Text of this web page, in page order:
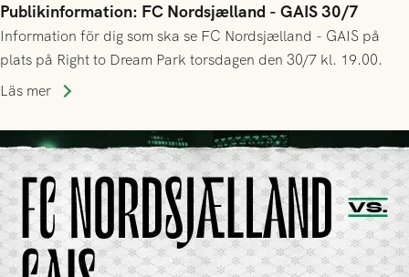
Publikinformation: FC Nordsjælland - GAIS 30/7
Information för dig som ska se FC Nordsjælland - GAIS på
plats på Right to Dream Park torsdagen den 30/7 kl. 19.00.
Läs mer